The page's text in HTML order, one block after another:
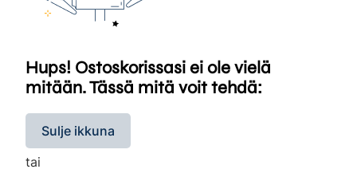
Hups! Ostoskorissasi ei ole vielä
mitään. Tässä mitä voit tehdä:
Sulje ikkuna
tai